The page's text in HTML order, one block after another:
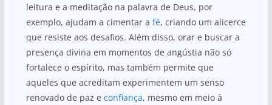
leitura e a meditação na palavra de Deus, por
exemplo, ajudam a cimentar a fé, criando um alicerce
que resiste aos desafios. Além disso, orar e buscar a
presença divina em momentos de angústia não só
fortalece o espírito, mas também permite que
aqueles que acreditam experimentem um senso
renovado de paz e confiança, mesmo em meio à